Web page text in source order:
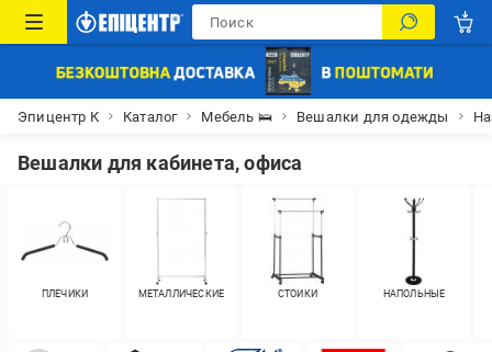
Эпицентр К Каталог Мебель 🛌 Вешалки для одежды
Вешалки для кабинета, офиса
ПЛЕЧИКИ МЕТАЛЛИЧЕСКИЕ СТОЙКИ НАПОЛЬНЫЕ